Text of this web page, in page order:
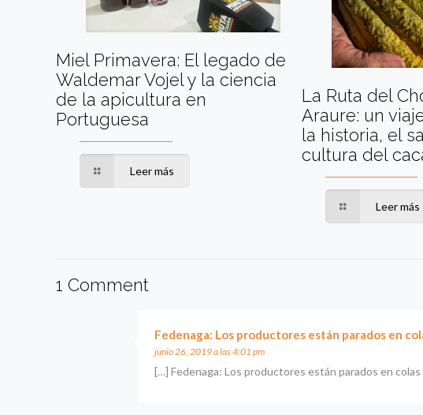
Miel Primavera: El legado de
Waldemar Vojel y la ciencia
de la apicultura en
Portuguesa
Leer más
La Ruta del
Araure: un
la historia, el
cultura del
Leer más
1 Comment
Fedenaga: Los productores están parados en
junio 26, 2019 a las 4:01 pm
[…] Fedenaga: Los productores están parados en